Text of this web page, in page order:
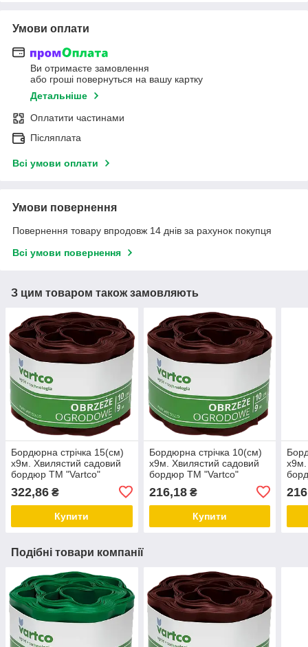
Умови оплати
Ви отримаєте замовлення
або гроші повернуться на вашу картку
Детальніше
Оплатити частинами
Післяплата
Всі умови оплати
Умови повернення
Повернення товару впродовж 14 днів за рахунок покупця
Всі умови повернення
З цим товаром також замовляють
Бордюрна стрічка 15(см)
х9м. Хвилястий садовий
бордюр ТМ "Vartco"
322,86 ₴
Купити
Бордюрна стрічка 10(см)
х9м. Хвилястий садовий
бордюр ТМ "Vartco"
216,18₴
Купити
х9м.
Подібні товари компанії